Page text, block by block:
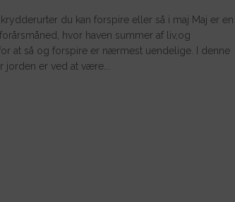
du kan forspire eller så i maj Maj er en
hvor haven summer af liv,og
at så og forspire er nærmest uendelige. I denne
jorden er ved at være...